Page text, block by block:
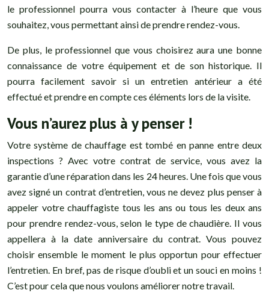
le professionnel pourra vous contacter à l’heure que vous
souhaitez, vous permettant ainsi de prendre rendez-vous.
De plus, le professionnel que vous choisirez aura une bonne
connaissance de votre équipement et de son historique. Il
pourra facilement savoir si un entretien antérieur a été
effectué et prendre en compte ces éléments lors de la visite.
Vous n’aurez plus à y penser !
Votre système de chauffage est tombé en panne entre deux
inspections ? Avec votre contrat de service, vous avez la
garantie d’une réparation dans les 24 heures. Une fois que vous
avez signé un contrat d’entretien, vous ne devez plus penser à
appeler votre chauffagiste tous les ans ou tous les deux ans
pour prendre rendez-vous, selon le type de chaudière. Il vous
appellera à la date anniversaire du contrat. Vous pouvez
choisir ensemble le moment le plus opportun pour effectuer
l’entretien. En bref, pas de risque d’oubli et un souci en moins !
C’est pour cela que nous voulons améliorer notre travail.